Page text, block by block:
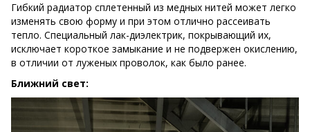
Гибкий радиатор сплетенный из медных нитей может легко
изменять свою форму и при этом отлично рассеивать
тепло. Специальный лак-диэлектрик, покрывающий их,
исключает короткое замыкание и не подвержен окислению,
в отличии от луженых проволок, как было ранее.
Ближний свет: